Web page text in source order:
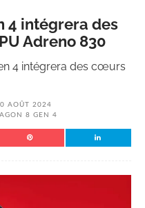
4 intégrera des
Adreno 830
4 intégrera des cœurs
AOÛT 2024
8 GEN 4